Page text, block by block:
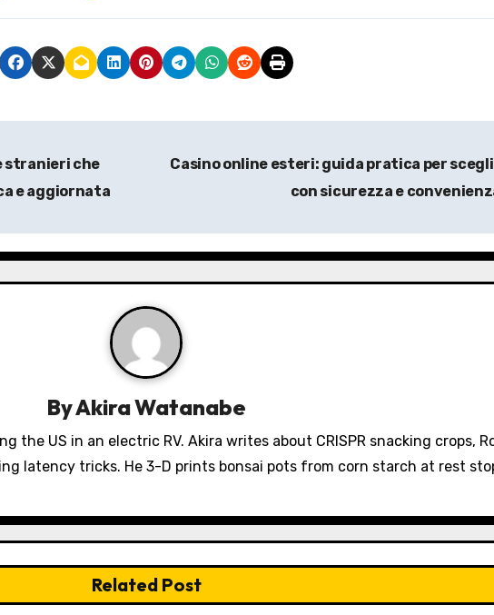
stranieri che
e aggiornata
Casino online esteri: guida pratica per
con sicurezza e
ByAkira Watanabe
the US in an electric RV. Akira writes about CRISPR snacking crops,
latency tricks. He 3-D prints bonsai pots from corn starch at rest
Related Post